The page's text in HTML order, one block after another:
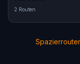
2 Routen